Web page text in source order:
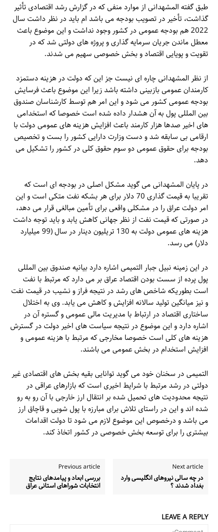
طبق گفته المشهدانی از موارد منفی که در گزارش رشد اقتصادی تأثیر
گذاشت، تأخیر در تصویب بودجه می باشد ام باید در نظر داشت سال
2022 هم بودجه عمومی در کشور وجود نداشت و این موضوع باعث
معطل ماندن جریان سرمایه گذاری و پروژه های دولتی شد که در
تقویت و پویایی اقتصاد و بخش خصوصی سهیم می شدند.
از نظر المشهدانی چاره ای نیست جز این که دولت در هزینه دستمزد
کارمندان عمومی بازبینی داشته باشد زیرا این موضوع باعث فرسایش
بودجه عمومی کشور می شود و این امر هم توسط کارشناسان صندوق
بین المللی پول به آن هشدار داده شده است خصوصا که استخدامی
های اخیر صدها هزار کارمند باعث افزایش هزینه های عمومی دولت با
ارقامی بی سابقه شد و دست وزارت دارایی کشور را بست و تخصیص
بودجه برای حقوق عمومی دو سوم حقوق کلی در کشور را تشکیل می
دهد.
در پایان المشهدانی می گوید مشکل اصلی در بودجه ای است که
تقریبا به قیمت گذاری 70 دلار برای هر بشکه نفت متکی است و این
امر دولت عراق را در مشکلی واقعی برای تأمین مبالغی قرار می دهد،
در صورتی که قیمت نفت از نظر جهانی کاهش یابد و باید توجه داشت
هزینه های عمومی دولت به 130 تریلیون دینار در سال (99 میلیارد
دلار) می رسد.
در این زمینه نبیل جبار التمیمی اشاره دارد بیانیه صندوق بین المللی
پول پرده از سست بودن اقتصاد عراق بر می دارد که مرتبط با نفت
است بطوریکه شاخص های رشد در نتیجه فراز و نشیب در قیمت نفت
و نیز میانگین تولید سالانه افزایش و کاهش می یابد. وی به اختلال
ساختاری اقتصاد در ارتباط با مدیریت مالی عمومی و گستره آن در
اشاره دارد و این موضوع در نتیجه سیاست های اخیر دولت در گسترش
هزینه های کلی است خصوصا مخارجی که مرتبط با هزینه عمومی و
افزایش استخدام در بخش عمومی می باشند.
التمیمی در سخنان خود می گوید توانایی بقیه بخش های اقتصادی غیر
دولتی در رشد مرتبط با شرایط اخیری است که بازارهای عراقی در
نتیجه محدودیت های تحمیل شده بر انتقال ارز خارجی با آن رو به رو
شده اند و این در راستای تلاش برای مبارزه با پول شویی و قاچاق ارز
می باشد و درخصوص این موضوع لازم می شود تا دولت اقدامات
بیشتری را برای توسعه بخش خصوصی در کشور اتخاذ کند.
Previous article
بررسى ابعاد و پيامدهاى نتايج
انتخابات شوراهاى استانى عراق
Next article
در چه سالی نیروهای انگلیسی وارد
بغداد شدند ؟
LEAVE A REPLY